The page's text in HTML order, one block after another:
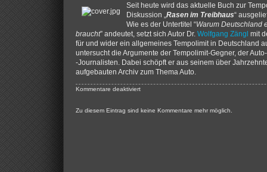
Seit heute wird das aktuelle Buch zur
Diskussion „ Rasen im Treibhaus“
Wie es der Untertitel “Warum Deutschland
braucht” andeutet, setzt sich Autor Dr. Wolfgang Zängl mit
für und wider ein allgemeines Tempolimit in Deutschland
untersucht die Argumente der Tempolimit-Gegner, der
-Journalisten. Dabei schöpft er aus seinem über
aufgebauten Archiv zum Thema Auto.
Kommentare deaktiviertfür
erschienen:
Zu diesem Eintrag sind keine Kommentare mehr möglich.